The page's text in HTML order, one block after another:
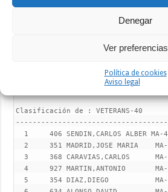
Denegar
Ver preferencias
Política de cookies
Aviso legal